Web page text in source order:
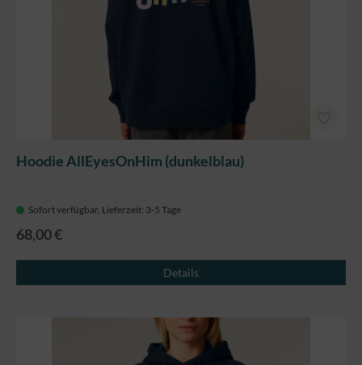
Hoodie AllEyesOnHim (dunkelblau)
Sofort verfügbar, Lieferzeit: 3-5 Tage
68,00 €
Details